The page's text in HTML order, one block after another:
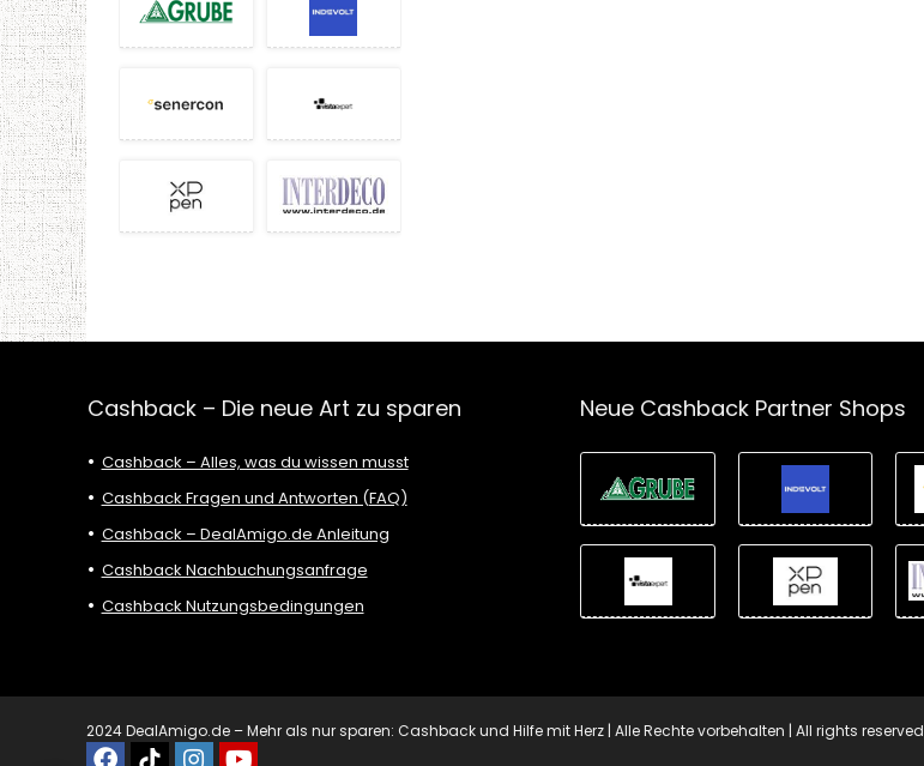
Cashback – Die neue Art zu sparen
Cashback – Alles, was du wissen musst
Cashback Fragen und Antworten (FAQ)
Cashback – DealAmigo.de Anleitung
Cashback Nachbuchungsanfrage
Cashback Nutzungsbedingungen
Neue Cashback Partner Shops
2024 DealAmigo.de – Mehr als nur sparen: Cashback und Hilfe mit Herz | Alle Rechte vorbehalten | All rights reserved